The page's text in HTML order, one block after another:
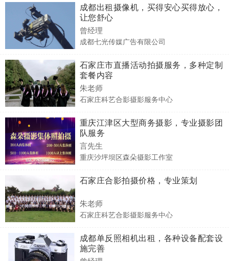
成都出租摄像机，买得安心买得放心，
让您舒心
曾经理
成都七光传媒广告有限公司
石家庄市直播活动拍摄服务，多种定制
套餐内容
朱老师
石家庄科艺合影摄影服务中心
重庆江津区大型商务摄影，专业摄影团
队服务
言先生
重庆沙坪坝区森朵摄影工作室
石家庄合影拍摄价格，专业策划
朱老师
石家庄科艺合影摄影服务中心
成都单反照相机出租，各种设备配套设
施完善